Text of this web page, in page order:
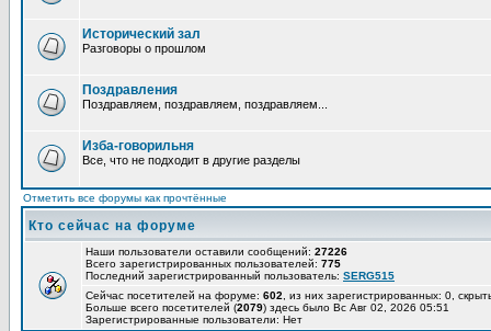
Исторический зал
Разговоры о прошлом
Поздравления
Поздравляем, поздравляем, поздравляем...
Изба-говорильня
Все, что не подходит в другие разделы
Отметить все форумы как прочтённые
Кто сейчас на форуме
Наши пользователи оставили сообщений: 27226
Всего зарегистрированных пользователей: 775
Последний зарегистрированный пользователь: SERG515
Сейчас посетителей на форуме: 602 , из них зарегистрированных: 0,
Больше всего посетителей (2079) здесь было Вс Авг 02, 2026 05:51
Зарегистрированные пользователи: Нет